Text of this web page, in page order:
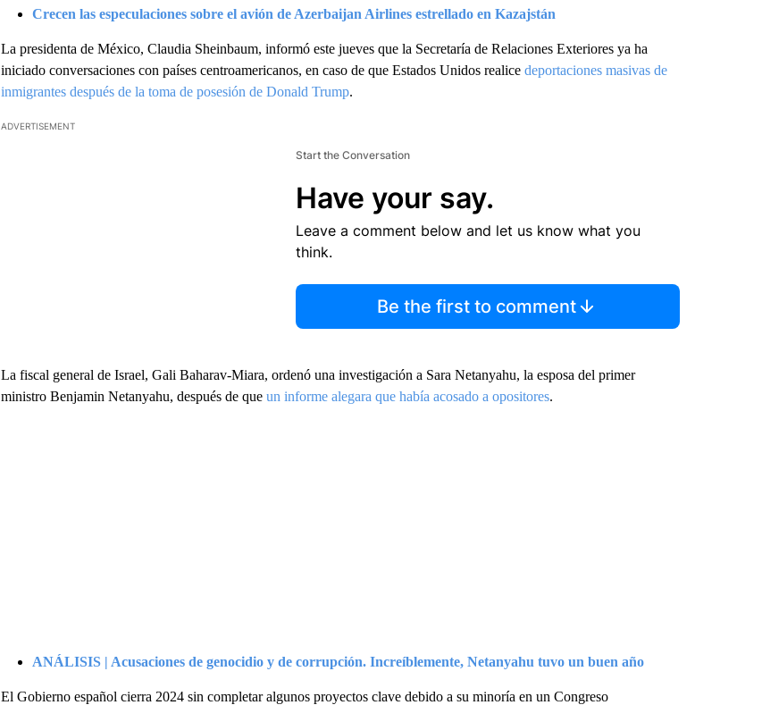
Crecen las especulaciones sobre el avión de Azerbaijan Airlines estrellado en Kazajstán
La presidenta de México, Claudia Sheinbaum, informó este jueves que la Secretaría de Relaciones Exteriores ya ha
iniciado conversaciones con países centroamericanos, en caso de que Estados Unidos realice deportaciones masivas de
inmigrantes después de la toma de posesión de Donald Trump.
ADVERTISEMENT
Start the Conversation
Have your say.
Leave a comment below and let us know what you
think.
Be the first to comment
La fiscal general de Israel, Gali Baharav-Miara, ordenó una investigación a Sara Netanyahu, la esposa del primer
ministro Benjamin Netanyahu, después de que un informe alegara que había acosado a opositores.
ANÁLISIS | Acusaciones de genocidio y de corrupción. Increíblemente, Netanyahu tuvo un buen año
El Gobierno español cierra 2024 sin completar algunos proyectos clave debido a su minoría en un Congreso